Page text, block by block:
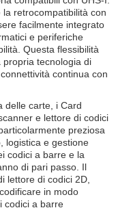
retrocompatibilità con
facilmente integrato
e periferiche
Questa flessibilità
tecnologia di
continua con
delle carte, i Card
e lettore di codici
preziosa
logistica e gestione
codici a barre e la
di pari passo. Il
lettore di codici 2D,
in modo
codici a barre